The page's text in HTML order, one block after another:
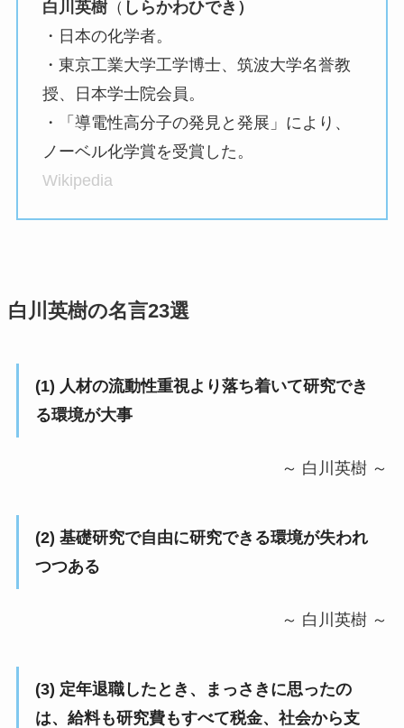
白川英樹（ しらかわひでき）
・日本の化学者。
・東京工業大学工学博士、筑波大学名誉教
授、日本学士院会員。
・「導電性高分子の発見と発展」により、
ノーベル化学賞を受賞した。
Wikipedia
白川英樹の名言23選
(1) 人材の流動性重視より落ち着いて研究でき
る環境が大事
～ 白川英樹 ～
(2) 基礎研究で自由に研究できる環境が失われ
つつある
～ 白川英樹 ～
(3) 定年退職したとき、まっさきに思ったの
は、給料も研究費もすべて税金、社会から支